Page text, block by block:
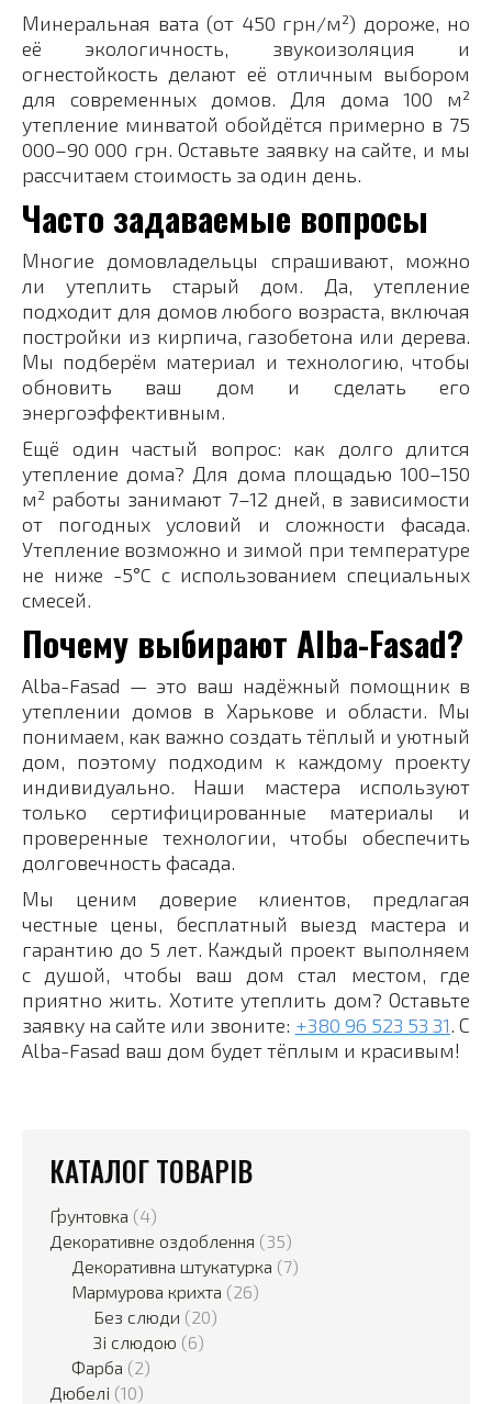
Минеральная вата (от 450 грн/м²) дороже, но
её экологичность, звукоизоляция и
огнестойкость делают её отличным выбором
для современных домов. Для дома 100 м²
утепление минватой обойдётся примерно в 75
000–90 000 грн. Оставьте заявку на сайте, и мы
рассчитаем стоимость за один день.
Часто задаваемые вопросы
Многие домовладельцы спрашивают, можно
ли утеплить старый дом. Да, утепление
подходит для домов любого возраста, включая
постройки из кирпича, газобетона или дерева.
Мы подберём материал и технологию, чтобы
обновить ваш дом и сделать его
энергоэффективным.
Ещё один частый вопрос: как долго длится
утепление дома? Для дома площадью 100–150
м² работы занимают 7–12 дней, в зависимости
от погодных условий и сложности фасада.
Утепление возможно и зимой при температуре
не ниже -5°C с использованием специальных
смесей.
Почему выбирают Alba-Fasad?
Alba-Fasad — это ваш надёжный помощник в
утеплении домов в Харькове и области. Мы
понимаем, как важно создать тёплый и уютный
дом, поэтому подходим к каждому проекту
индивидуально. Наши мастера используют
только сертифицированные материалы и
проверенные технологии, чтобы обеспечить
долговечность фасада.
Мы ценим доверие клиентов, предлагая
честные цены, бесплатный выезд мастера и
гарантию до 5 лет. Каждый проект выполняем
с душой, чтобы ваш дом стал местом, где
приятно жить. Хотите утеплить дом? Оставьте
заявку на сайте или звоните: +380 96 523 53 31. С
Alba-Fasad ваш дом будет тёплым и красивым!
КАТАЛОГ ТОВАРІВ
Ґрунтовка (4)
Декоративне оздоблення (35)
Декоративна штукатурка (7)
Мармурова крихта (26)
Без слюди (20)
Зі слюдою (6)
Фарба (2)
Дюбелі (10)